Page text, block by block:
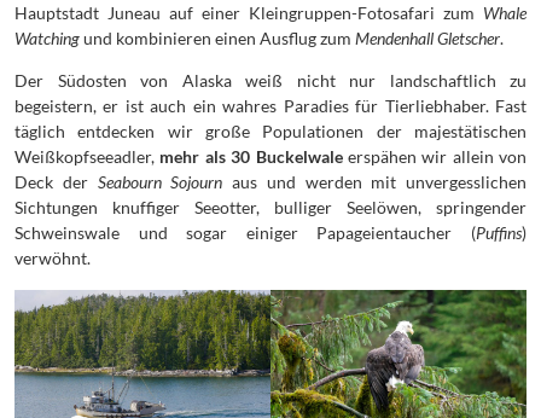
Hauptstadt Juneau auf einer Kleingruppen-Fotosafari zum Whale
Watchingund kombinieren einen Ausflug zum Mendenhall Gletscher.
Der Südosten von Alaska weiß nicht nur landschaftlich zu
begeistern, er ist auch ein wahres Paradies für Tierliebhaber. Fast
täglich entdecken wir große Populationen der majestätischen
Weißkopfseeadler, mehr als 30 Buckelwaleerspähen wir allein von
Deck der Seabourn Sojourn aus und werden mit unvergesslichen
Sichtungen knuffiger Seeotter, bulliger Seelöwen, springender
Schweinswale und sogar einiger Papageientaucher (Puffins)
verwöhnt.